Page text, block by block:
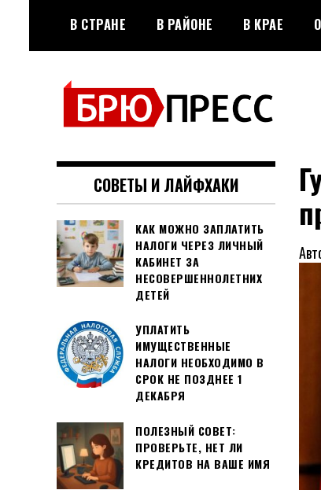
содержимому
В СТРАНЕ В РАЙОНЕ В КРАЕ
БРЮПРЕСС
Официальный сайт газеты
"Брюховецкие новости"
СОВЕТЫ И ЛАЙФХАКИ
КАК МОЖНО ЗАПЛАТИТЬ
НАЛОГИ ЧЕРЕЗ ЛИЧНЫЙ
КАБИНЕТ ЗА
НЕСОВЕРШЕННОЛЕТНИХ
ДЕТЕЙ
УПЛАТИТЬ
ИМУЩЕСТВЕННЫЕ
НАЛОГИ НЕОБХОДИМО В
СРОК НЕ ПОЗДНЕЕ 1
ДЕКАБРЯ
ПОЛЕЗНЫЙ СОВЕТ:
ПРОВЕРЬТЕ, НЕТ ЛИ
КРЕДИТОВ НА ВАШЕ ИМЯ